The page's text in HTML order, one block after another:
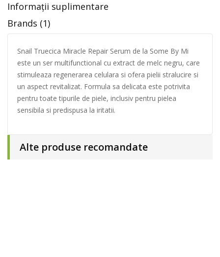
Informații suplimentare
Brands (1)
Snail Truecica Miracle Repair Serum de la Some By Mi
este un ser multifunctional cu extract de melc negru, care
stimuleaza regenerarea celulara si ofera pielii stralucire si
un aspect revitalizat. Formula sa delicata este potrivita
pentru toate tipurile de piele, inclusiv pentru pielea
sensibila si predispusa la iritatii.
Alte produse recomandate